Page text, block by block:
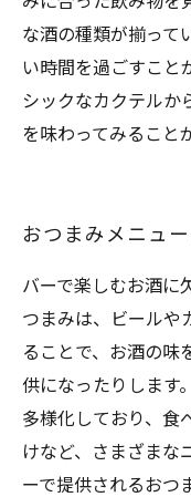
な酒の種類が揃って
い時間を過ごすこと
シックなカクテルか
を味わってみること
おつまみメニュ
バーで楽しむお酒に
つまみは、ビールや
ることで、お酒の味
供になったりします
多様化しており、食
けなど、さまざまな
ーで提供されるおつ